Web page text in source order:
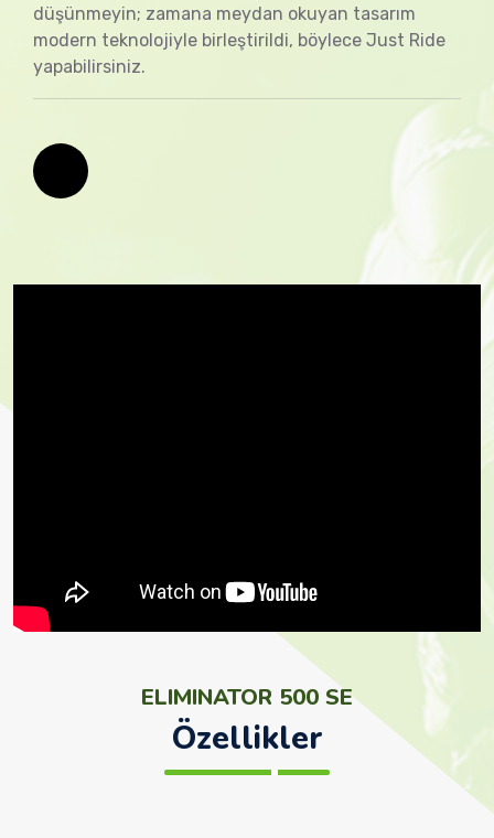
düşünmeyin; zamana meydan okuyan tasarım
modern teknolojiyle birleştirildi, böylece Just Ride
yapabilirsiniz.
ELIMINATOR 500 SE
Özellikler